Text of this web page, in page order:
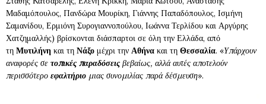
Μαδαμόπουλος, Πανδώρα Μουρίκη, Γιάννης Παπαδόπουλος, Ισμήνη
Σαμανίδου, Ερμιόνη Συρογιαννοπούλου, Ιωάννα Τερλίδου και Αργύρης
Χατζημαλλής) βρίσκονται διάσπαρτοι σε όλη την Ελλάδα, από
τη Μυτιλήνη και τη Νάξο μέχρι την Αθήνα και τη Θεσσαλία. «Υπάρχουν
αναφορές σε τοπικές παραδόσεις βεβαίως, αλλά αυτές αποτελούν
περισσότερο εφαλτήριο μιας συνομιλίας παρά δέσμευση».